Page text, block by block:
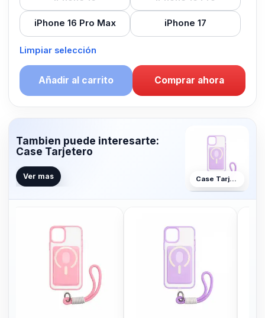
iPhone 16 Pro Max iPhone 17
Limpiar selección
Añadir al carrito Comprar ahora
Tambien puede interesarte:
Case Tarjetero
Ver mas Case Tarjetero